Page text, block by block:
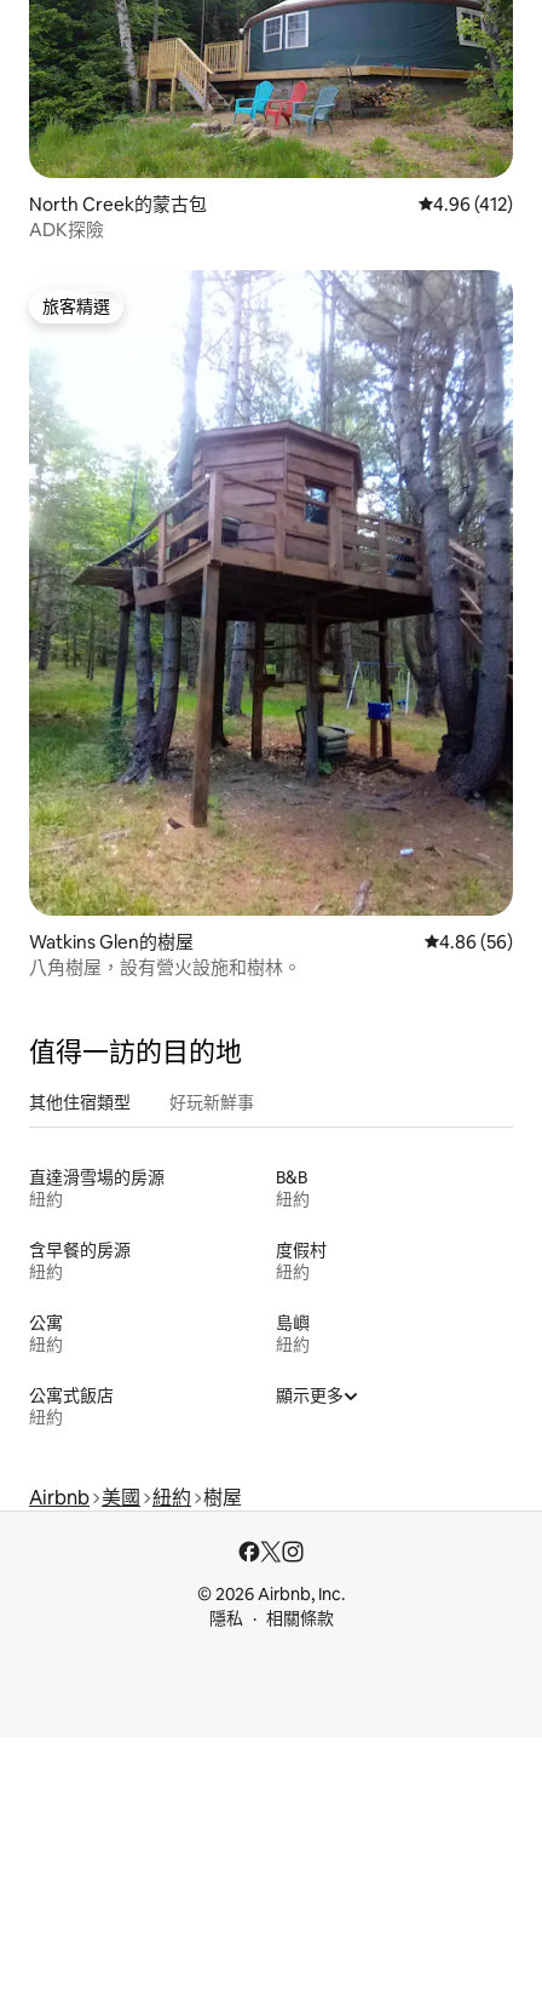
North Creek的蒙古包 從 412 則評價
4.96 (412)
ADK探險
旅客精選
旅客精選
Watkins Glen的樹屋 從 56 則評價
4.86 (56)
八角樹屋，設有營火設施和樹林。
值得一訪的目的地
其他住宿類型 好玩新鮮事
直達滑雪場的房源
紐約
B&B
紐約
含早餐的房源
紐約
度假村
紐約
公寓
紐約
島嶼
紐約
公寓式飯店
紐約
顯示更多
Airbnb 美國 紐約 樹屋
© 2026 Airbnb, Inc.
隱私
相關條款